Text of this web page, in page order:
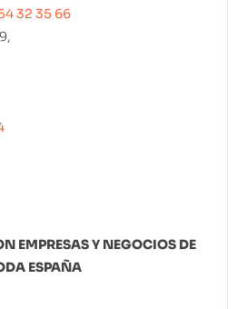
32 35 66
EMPRESAS Y NEGOCIOS DE
ESPAÑA